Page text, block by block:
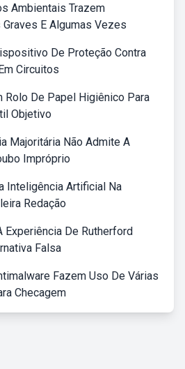
Ambientais Trazem
E Algumas Vezes
De Proteção Contra
Circuitos
Rolo De Papel Higiênico Para
Objetivo
Majoritária Não Admite A
Impróprio
Inteligência Artificial Na
Redação
Experiência De Rutherford
Falsa
Fazem Uso De Várias
Checagem